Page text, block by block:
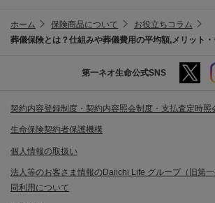
ホーム 保険商品について
お役立ちコラム
葬儀保険とは？仕組みや葬儀費用の平均額,メリット
第一ネオ生命公式SNS
契約内容登録制度・契約内容照会制度・支払査定時照
生命保険契約者保護機構
個人情報の取扱い
法人等のお客さま情報のDaiichi Life グループ（旧第
同利用について